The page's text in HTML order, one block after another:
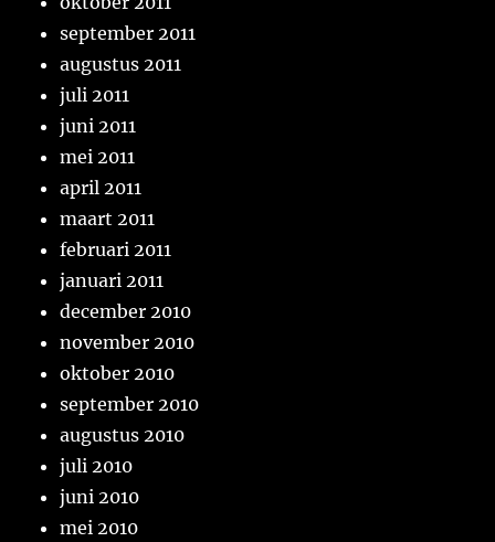
september 2011
augustus 2011
juli 2011
juni 2011
mei 2011
april 2011
maart 2011
februari 2011
januari 2011
december 2010
november 2010
oktober 2010
september 2010
augustus 2010
juli 2010
juni 2010
mei 2010